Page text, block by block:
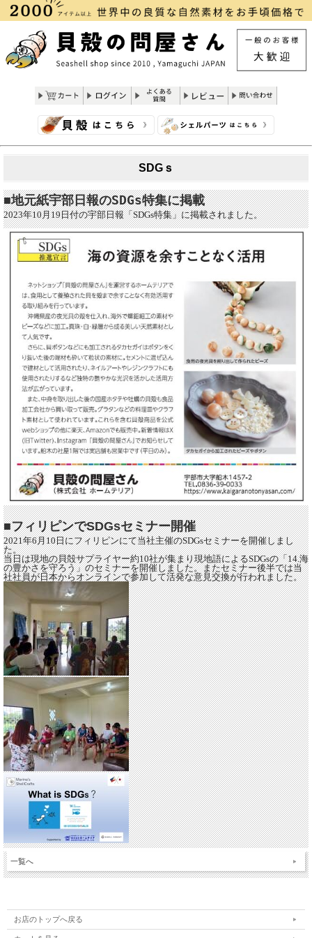
SDGｓ
■地元紙宇部日報のSDGs特集に掲載
2023年10月19日付の宇部日報「SDGs特集」に掲載されました。
■フィリピンでSDGsセミナー開催
2021年6月10日にフィリピンにて当社主催のSDGsセミナーを開催しまし
た。
当日は現地の貝殻サプライヤー約10社が集まり現地語によるSDGsの「14.海
の豊かさを守ろう」のセミナーを開催しました。またセミナー後半では当
社社員が日本からオンラインで参加して活発な意見交換が行われました。
一覧へ
お店のトップへ戻る